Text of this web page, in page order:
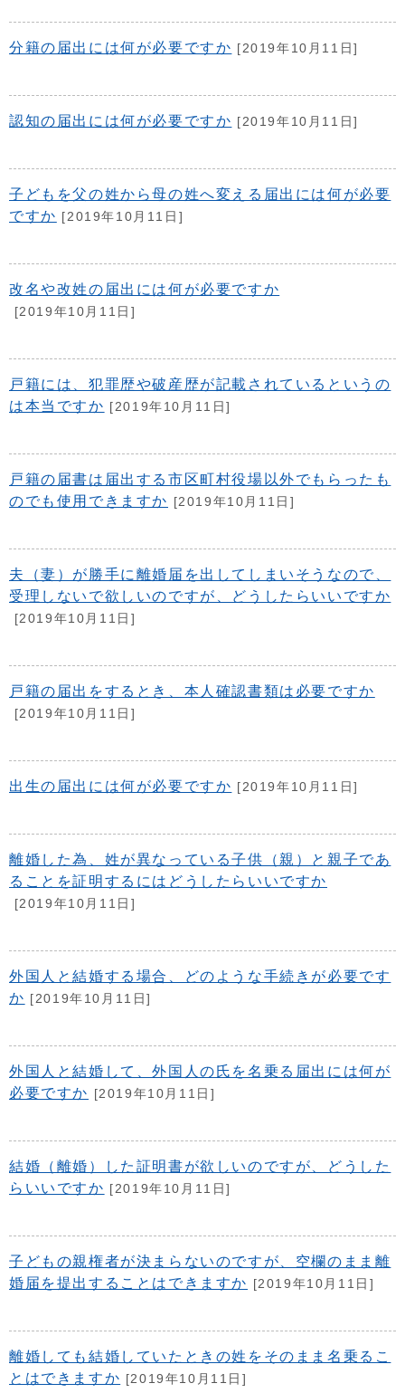
分籍の届出には何が必要ですか [2019年10月11日]
認知の届出には何が必要ですか [2019年10月11日]
子どもを父の姓から母の姓へ変える届出には何が必要
ですか [2019年10月11日]
改名や改姓の届出には何が必要ですか
[2019年10月11日]
戸籍には、犯罪歴や破産歴が記載されているというの
は本当ですか [2019年10月11日]
戸籍の届書は届出する市区町村役場以外でもらったも
のでも使用できますか [2019年10月11日]
夫（妻）が勝手に離婚届を出してしまいそうなので、
受理しないで欲しいのですが、どうしたらいいですか
[2019年10月11日]
戸籍の届出をするとき、本人確認書類は必要ですか
[2019年10月11日]
出生の届出には何が必要ですか [2019年10月11日]
離婚した為、姓が異なっている子供（親）と親子であ
ることを証明するにはどうしたらいいですか
[2019年10月11日]
外国人と結婚する場合、どのような手続きが必要です
か [2019年10月11日]
外国人と結婚して、外国人の氏を名乗る届出には何が
必要ですか [2019年10月11日]
結婚（離婚）した証明書が欲しいのですが、どうした
らいいですか [2019年10月11日]
子どもの親権者が決まらないのですが、空欄のまま離
婚届を提出することはできますか [2019年10月11日]
離婚しても結婚していたときの姓をそのまま名乗るこ
とはできますか [2019年10月11日]